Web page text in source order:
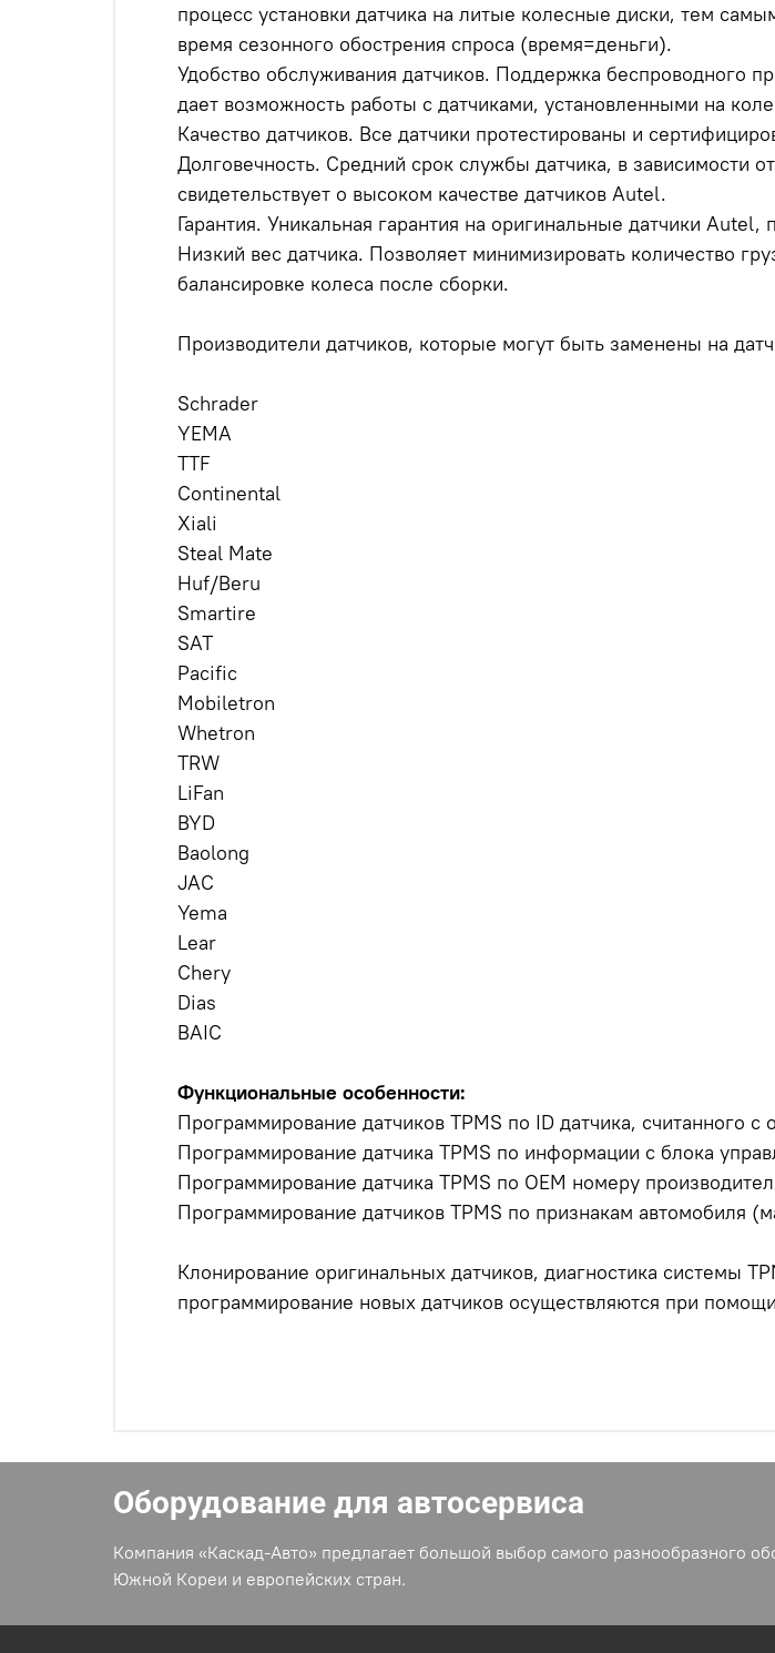
процесс установки датчика на литые колесные диски, тем
время сезонного обострения спроса (время=деньги).
Удобство обслуживания датчиков. Поддержка беспроводного
дает возможность работы с датчиками, установленными на
Качество датчиков. Все датчики протестированы и
Долговечность. Средний срок службы датчика, в зависимости
свидетельствует о высоком качестве датчиков Autel.
Гарантия. Уникальная гарантия на оригинальные датчики
Низкий вес датчика. Позволяет минимизировать количество
балансировке колеса после сборки.
Производители датчиков, которые могут быть заменены на
Schrader
YEMA
TTF
Continental
Xiali
Steal Mate
Huf/Beru
Smartire
SAT
Pacific
Mobiletron
Whetron
TRW
LiFan
BYD
Baolong
JAC
Yema
Lear
Chery
Dias
BAIC
Функциональные особенности:
Программирование датчиков TPMS по ID датчика, считанного
Программирование датчика TPMS по информации с блока
Программирование датчика TPMS по OEM номеру
Программирование датчиков TPMS по признакам автомобиля
Клонирование оригинальных датчиков, диагностика системы
программирование новых датчиков осуществляются при
Оборудование для автосервиса
Компания «Каскад-Авто» предлагает большой выбор самого разнообразного
Южной Кореи и европейских стран.